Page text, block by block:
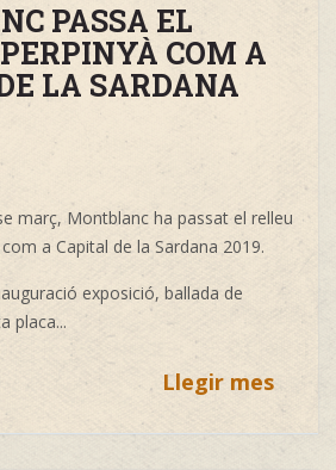
PASSA EL
COM A
LA SARDANA
març, Montblanc ha passat el relleu
a Capital de la Sardana 2019.
exposició, ballada de
placa...
Llegir mes